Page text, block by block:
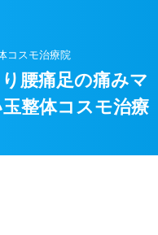
コスモ治療院
腰痛足の痛みマ
整体コスモ治療